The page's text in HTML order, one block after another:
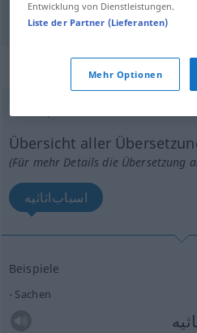
موضوع
„Sache“: Plural
Sache
Übersicht aller
(Für mehr Details die Übersetzung
اسباب‌اثاثیه
Beispiele
Sachen
Entwicklung von Dienstleistungen.
Liste der Partner (Lieferanten)
Mehr Optionen